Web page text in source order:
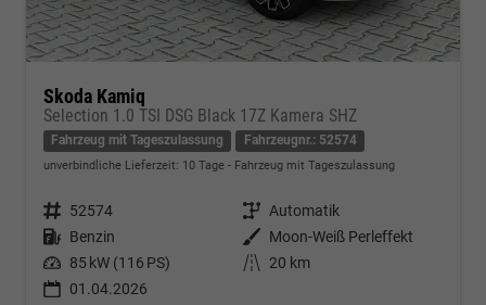
Skoda Kamiq
Selection 1.0 TSI DSG Black 17Z Kamera SHZ
Fahrzeug mit Tageszulassung Fahrzeugnr.: 52574
unverbindliche Lieferzeit: 10 Tage Fahrzeug mit Tageszulassung
Fahrzeugnr. 52574 Getriebe Automatik
Kraftstoff Benzin Außenfarbe
Moon-Weiß Perleffekt
Leistung 85 kW (116 PS) Kilometerstand
20 km
01.04.2026